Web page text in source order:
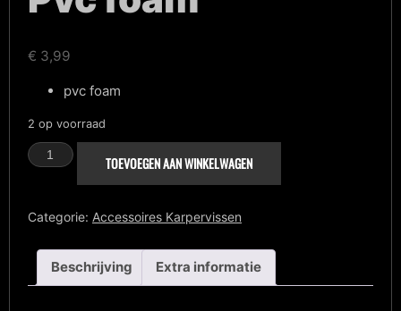
€ 3,99
pvc foam
2 op voorraad
Pvc
foam
TOEVOEGEN AAN WINKELWAGEN
Categorie: Accessoires Karpervissen
Beschrijving Extra informatie